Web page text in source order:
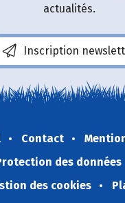
actualités.
Inscription
Contact
des données
des cookies